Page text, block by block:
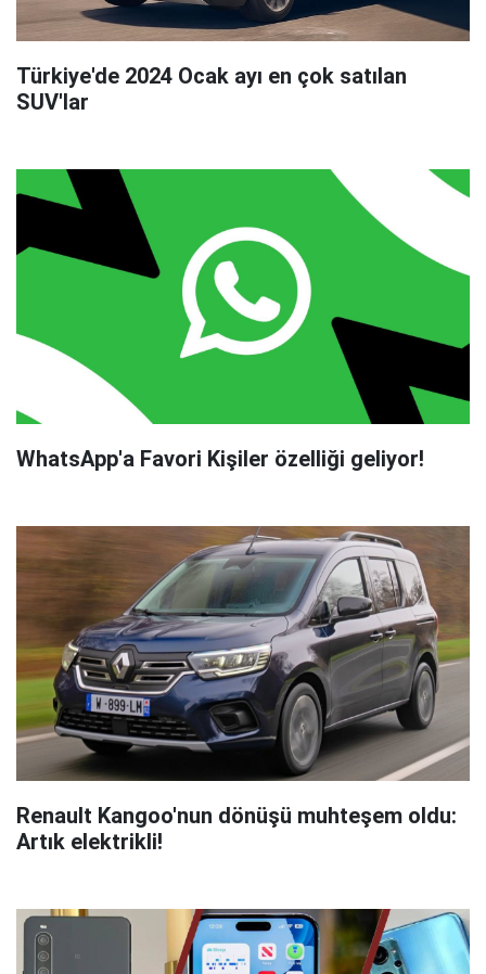
Türkiye'de 2024 Ocak ayı en çok satılan
SUV'lar
WhatsApp'a Favori Kişiler özelliği geliyor!
Renault Kangoo'nun dönüşü muhteşem oldu:
Artık elektrikli!